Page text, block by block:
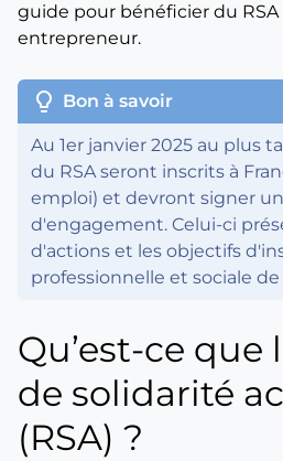
guide pour bénéficier du
entrepreneur.
lightbulb Bon à savoir
Au 1er janvier 2025 au plus
du RSA seront inscrits à
emploi) et devront signer
d'engagement. Celui-ci
d'actions et les objectifs
professionnelle et sociale
Qu’est-ce que
de solidarité
(RSA) ?